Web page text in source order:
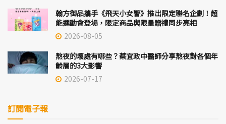
翰方御品攜手《飛天小女警》推出限定聯名企劃！超
能運動會登場，限定商品與限量贈禮同步亮相
2026-08-05
熬夜的壞處有哪些？蔡宜政中醫師分享熬夜對各個年
齡層的3大影響
2026-07-17
訂閱電子報